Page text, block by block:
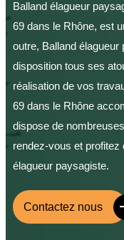
Balland élagueur
69 dans le Rhône, est
outre, Balland
disposition tous ses
réalisation de vos
69 dans le Rhône
dispose de
rendez-vous et profitez
élagueur paysagiste.
Contactez nous